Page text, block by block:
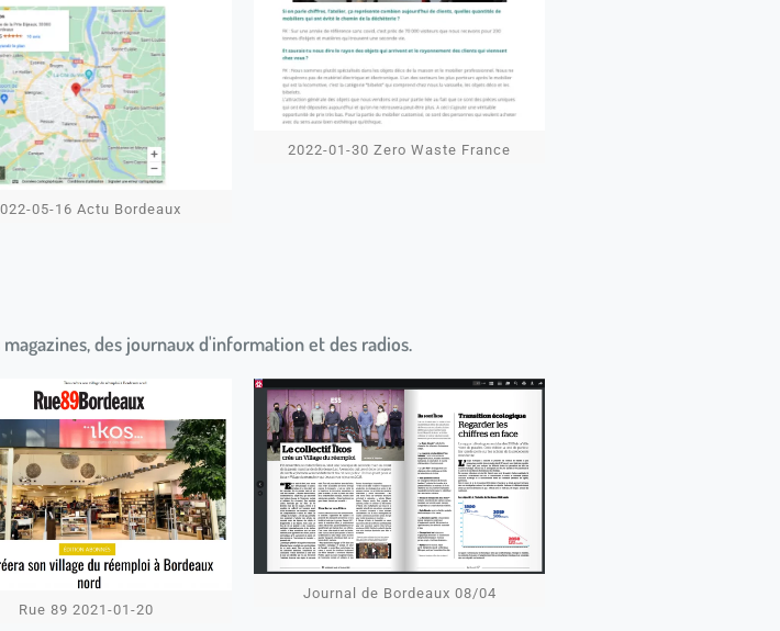
05-16 Actu Bordeaux
2022-01-30 Zero Waste France
des journaux d'information et des radios.
Rue 89 2021-01-20
Journal de Bordeaux 08/04